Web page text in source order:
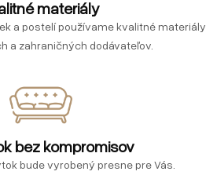
materiály
a postelí používame kvalitné materiály
a zahraničných dodávateľov.
bez kompromisov
bude vyrobený presne pre Vás.